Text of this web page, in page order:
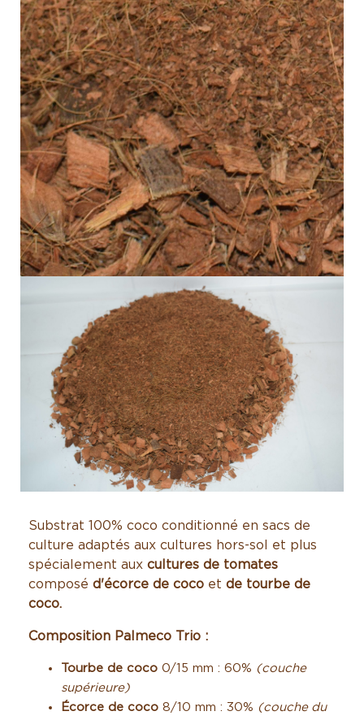
Substrat 100% coco conditionné en sacs de
culture adaptés aux cultures hors-sol et plus
spécialement aux cultures de tomates
composé d'écorce de coco et de tourbe de
coco.
Composition Palmeco Trio :
Tourbe de coco 0/15 mm : 60% (couche
supérieure)
Écorce de coco 8/10 mm : 30% (couche du